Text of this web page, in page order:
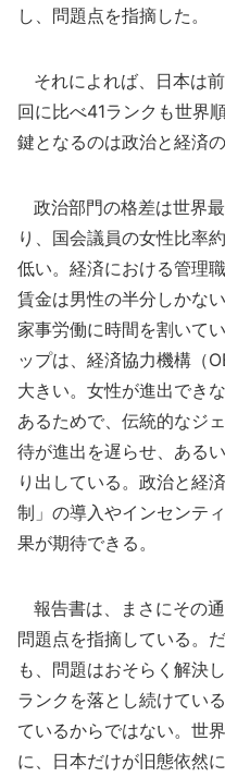
し、問題点を指摘した。
それによれば、日本は
回に比べ41ランクも世界
鍵となるのは政治と経済
政治部門の格差は世界
り、国会議員の女性比率
低い。経済における管理
賃金は男性の半分しかな
家事労働に時間を割いて
ップは、経済協力機構（
大きい。女性が進出でき
あるためで、伝統的なジ
待が進出を遅らせ、ある
り出している。政治と経
制」の導入やインセンテ
果が期待できる。
報告書は、まさにその
問題点を指摘している。
も、問題はおそらく解決
ランクを落とし続けてい
ているからではない。世
に、日本だけが旧態依然